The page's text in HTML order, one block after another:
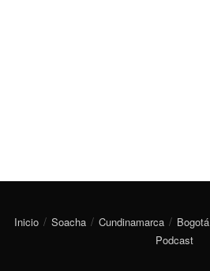
Inicio Soacha Cundinamarca Bogotá
Podcast